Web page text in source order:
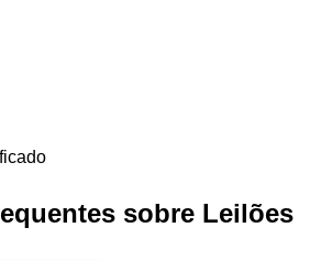
sobre Leilões